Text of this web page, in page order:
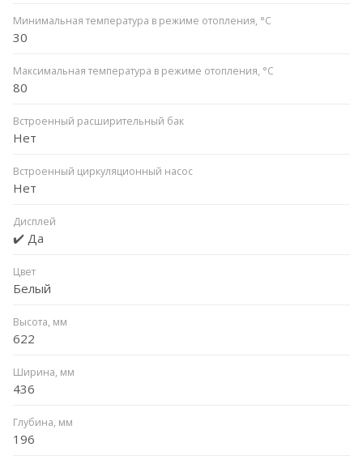
Минимальная температура в режиме отопления, °C
30
Максимальная температура в режиме отопления, °C
80
Встроенный расширительный бак
Нет
Встроенный циркуляционный насос
Нет
Дисплей
✔️ Да
Цвет
Белый
Высота, мм
622
Ширина, мм
436
Глубина, мм
196